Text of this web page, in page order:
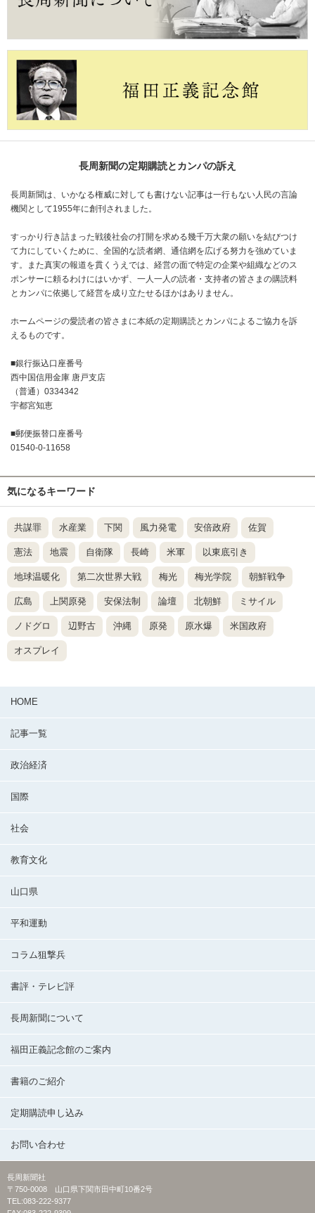
長周新聞の定期購読とカンパの訴え
長周新聞は、いかなる権威に対しても書けない記事は一行もない人民の言論
機関として1955年に創刊されました。
すっかり行き詰まった戦後社会の打開を求める幾千万大衆の願いを結びつけ
て力にしていくために、全国的な読者網、通信網を広げる努力を強めていま
す。また真実の報道を貫くうえでは、経営の面で特定の企業や組織などのス
ポンサーに頼るわけにはいかず、一人一人の読者・支持者の皆さまの購読料
とカンパに依拠して経営を成り立たせるほかはありません。
ホームページの愛読者の皆さまに本紙の定期購読とカンパによるご協力を訴
えるものです。
■銀行振込口座番号
西中国信用金庫 唐戸支店
（普通）0334342
宇都宮知恵
■郵便振替口座番号
01540-0-11658
気になるキーワード
共謀罪 水産業 下関 風力発電 安倍政府 佐賀
憲法 地震 自衛隊 長崎 米軍 以東底引き
地球温暖化 第二次世界大戦 梅光 梅光学院 朝鮮戦争
広島 上関原発 安保法制 論壇 北朝鮮 ミサイル
ノドグロ 辺野古 沖縄 原発 原水爆 米国政府
オスプレイ
HOME
記事一覧
政治経済
国際
社会
教育文化
山口県
平和運動
コラム狙撃兵
書評・テレビ評
長周新聞について
福田正義記念館のご案内
書籍のご紹介
定期購読申し込み
お問い合わせ
長周新聞社
〒750-0008 山口県下関市田中町10番2号
TEL:083-222-9377